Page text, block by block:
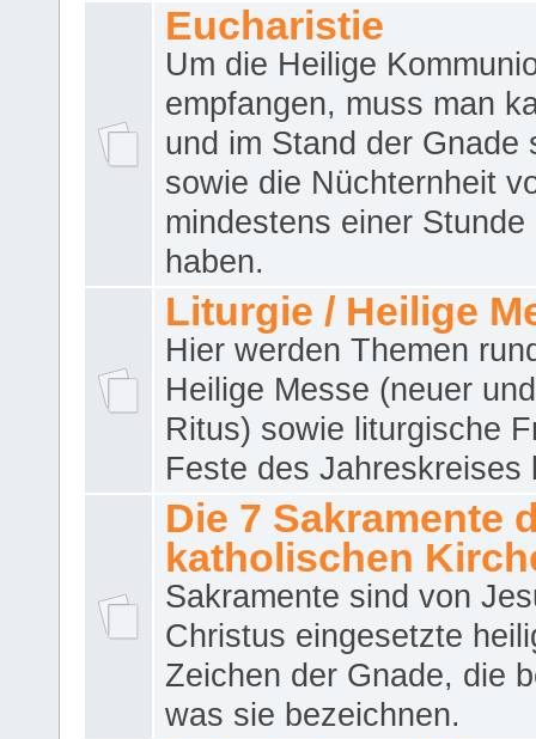
Eucharistie
Um die Heilige
empfangen, muss man
und im Stand der Gnade
sowie die Nüchternheit
mindestens einer Stunde
haben.
Liturgie / Heilige
Hier werden Themen
Heilige Messe (neuer
Ritus) sowie liturgische
Feste des Jahreskreises
Die 7 Sakramente
katholischen
Sakramente sind von
Christus eingesetzte
Zeichen der Gnade, die
was sie bezeichnen.